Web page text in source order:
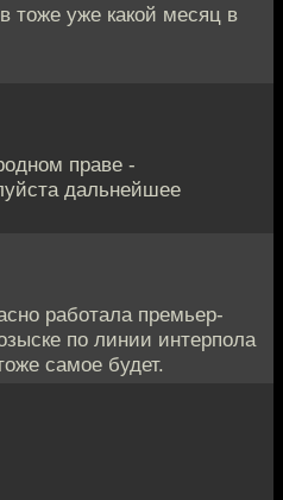
тоже уже какой месяц в
праве -
дальнейшее
работала премьер-
по линии интерпола
самое будет.